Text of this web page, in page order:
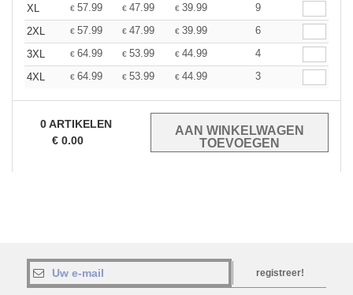
XL
€ 57.99 € 47.99 € 39.99
9
2XL
€ 57.99 € 47.99 € 39.99
6
3XL
€ 64.99 € 53.99 € 44.99
4
4XL
€ 64.99 € 53.99 € 44.99 3
0ARTIKELEN
€ 0.00
registreer!